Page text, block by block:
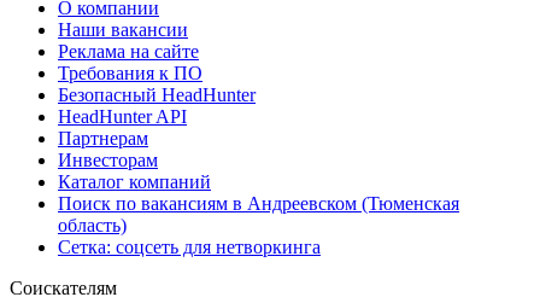
О компании
Наши вакансии
Реклама на сайте
Требования к ПО
Безопасный HeadHunter
HeadHunter API
Партнерам
Инвесторам
Каталог компаний
Поиск по вакансиям в Андреевском (Тюменская
область)
Сетка: соцсеть для нетворкинга
Соискателям